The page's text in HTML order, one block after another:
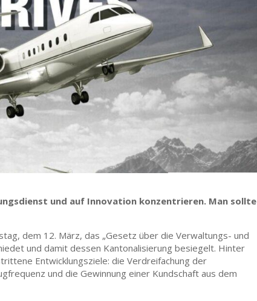
und auf Innovation konzentrieren. Man sollte
dem 12. März, das „Gesetz über die Verwaltungs- und
und damit dessen Kantonalisierung besiegelt. Hinter
Entwicklungsziele: die Verdreifachung der
und die Gewinnung einer Kundschaft aus dem